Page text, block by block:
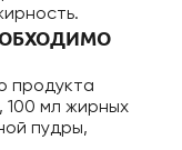
продукта
100 мл жирных
пудры,